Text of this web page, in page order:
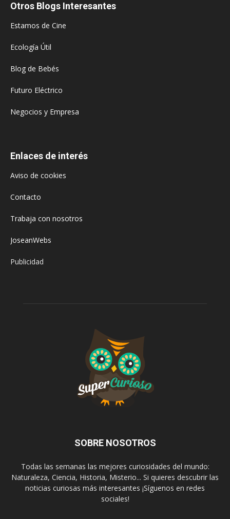
Otros Blogs Interesantes
Estamos de Cine
Ecología Útil
Blog de Bebés
Futuro Eléctrico
Negocios y Empresa
Enlaces de interés
Aviso de cookies
Contacto
Trabaja con nosotros
JoseanWebs
Publicidad
SOBRE NOSOTROS
Todas las semanas las mejores curiosidades del mundo:
Naturaleza, Ciencia, Historia, Misterio... Si quieres descubrir las
noticias curiosas más interesantes ¡Síguenos en redes
sociales!